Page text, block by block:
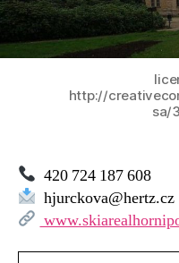
http://
sa/
420 724 187 608
hjurckova@hertz.cz